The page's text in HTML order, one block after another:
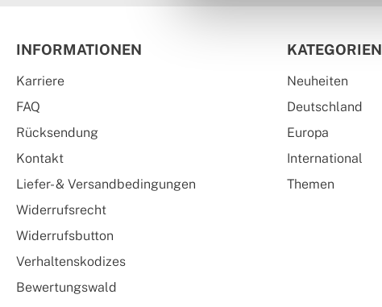
INFORMATIONEN
Karriere
FAQ
Rücksendung
Kontakt
Liefer- & Versandbedingungen
Widerrufsrecht
Widerrufsbutton
Verhaltenskodizes
Bewertungswald
KATEGORIEN
Neuheiten
Deutschland
Europa
International
Themen